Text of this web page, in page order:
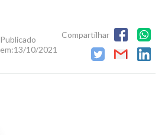
Publicado
em:13/10/2021
Compartilhar